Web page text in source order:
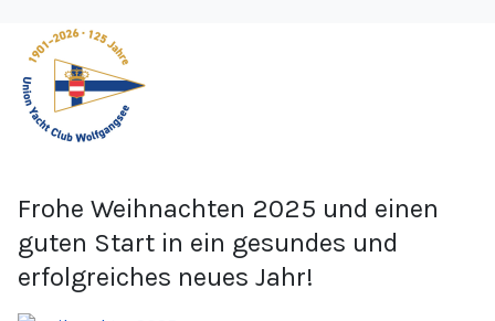
Frohe Weihnachten 2025 und einen
guten Start in ein gesundes und
erfolgreiches neues Jahr!